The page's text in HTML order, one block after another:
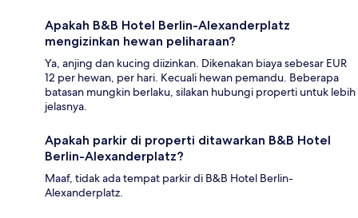
Apakah B&B Hotel Berlin-Alexanderplatz
mengizinkan hewan peliharaan?
Ya, anjing dan kucing diizinkan. Dikenakan biaya sebesar EUR
12 per hewan, per hari. Kecuali hewan pemandu. Beberapa
batasan mungkin berlaku, silakan hubungi properti untuk lebih
jelasnya.
Apakah parkir di properti ditawarkan B&B Hotel
Berlin-Alexanderplatz?
Maaf, tidak ada tempat parkir di B&B Hotel Berlin-
Alexanderplatz.